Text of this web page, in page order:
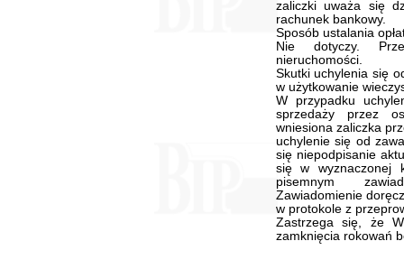
zaliczki uważa się
rachunek bankowy.
Sposób ustalania
Nie dotyczy.
nieruchomości.
Skutki uchylenia się
w użytkowanie
W przypadku
sprzedaży przez
wniesiona zaliczka
uchylenie się od
się niepodpisanie
się w wyznaczonej
pisemnym
Zawiadomienie
w protokole z
Zastrzega się, że
zamknięcia rokowań